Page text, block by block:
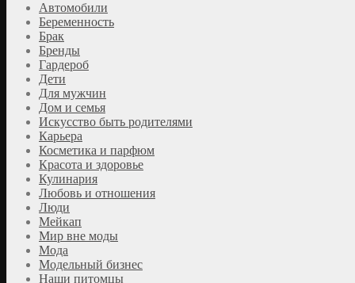
Автомобили
Беременность
Брак
Бренды
Гардероб
Дети
Для мужчин
Дом и семья
Искусство быть родителями
Карьера
Косметика и парфюм
Красота и здоровье
Кулинария
Любовь и отношения
Люди
Мейкап
Мир вне моды
Мода
Модельный бизнес
Наши питомцы